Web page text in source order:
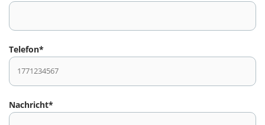
Telefon*
Nachricht*